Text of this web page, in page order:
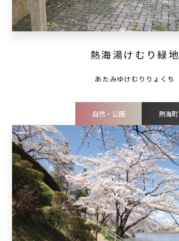
熱海湯けむり緑地
自然・公園 熱海町